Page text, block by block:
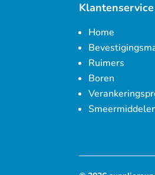
Klantenservice
Home
Ruimers
Boren